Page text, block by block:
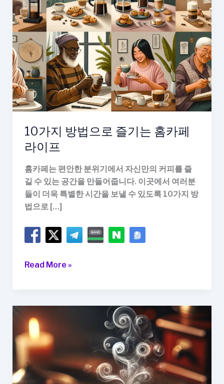
10가지 방법으로 즐기는 홈카페
라이프
홈카페는 편안한 분위기에서 자신만의 커피를 즐
길 수 있는 공간을 만들어줍니다. 이곳에서 여러분
들이 더욱 특별한 시간을 보낼 수 있도록 10가지 방
법으로 […]
10
법
으
로
즐
기
는
Read More »